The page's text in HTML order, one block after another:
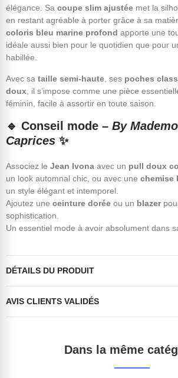
élégance. Sa coupe slim ajustée met la
en restant agréable à porter grâce à sa
coloris bleu marine profond apporte une
idéale aussi bien pour le quotidien que pour
habillée.
Avec sa taille semi-haute , ses poches
doux , il s’impose comme une pièce
féminin, facile à assortir en toute saison.
🔹 Conseil mode – By
Caprices ✨
Associez le Jean Ivona avec un pull doux
un look automnal chic, ou avec une chemise
un style élégant et intemporel.
Ajoutez une ceinture dorée ou un blazer
sophistication.
Un essentiel mode à avoir absolument dans
DÉTAILS DU PRODUIT
AVIS CLIENTS VALIDÉS
Dans la même